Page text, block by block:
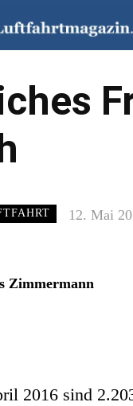
12. Mai
Zimmermann
2016 sind